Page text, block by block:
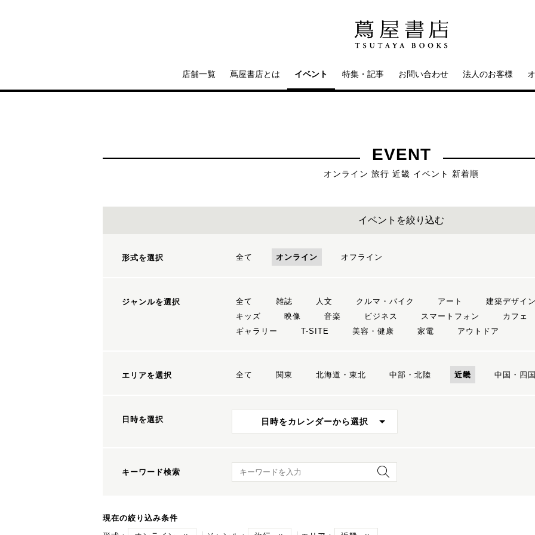
店舗一覧 蔦屋書店とは イベント 特集・記事 お問い合わせ 法人のお客様
EVENT
オンライン 旅行 近畿 イベント 新着順
イベントを絞り込む
形式を選択 全て オンライン オフライン
ジャンルを選択 全て 雑誌 人文 クルマ・バイク アート 建築デザイン
キッズ
映像 音楽 ビジネス スマートフォン カフェ
ギャラリー
T-SITE 美容・健康 家電 アウトドア
エリアを選択 全て 関東 北海道・東北 中部・北陸 近畿 中国・四国
日時を選択 日時をカレンダーから選択
キーワード検索 キーワード検索
現在の絞り込み条件